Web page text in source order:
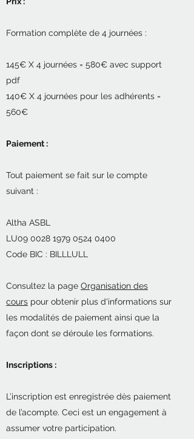
Formation complète de 4 journées :
145€ X 4 journées = 580€ avec support
pdf
140€ X 4 journées pour les adhérents =
560€
Paiement :
Tout paiement se fait sur le compte
suivant :
Altha ASBL
LU09 0028 1979 0524 0400
Code BIC : BILLLULL
Consultez la page Organisation des
cours pour obtenir plus d'informations sur
les modalités de paiement ainsi que la
façon dont se déroule les formations.
Inscriptions :
L’inscription est enregistrée dès paiement
de l’acompte. Ceci est un engagement à
assumer votre participation.